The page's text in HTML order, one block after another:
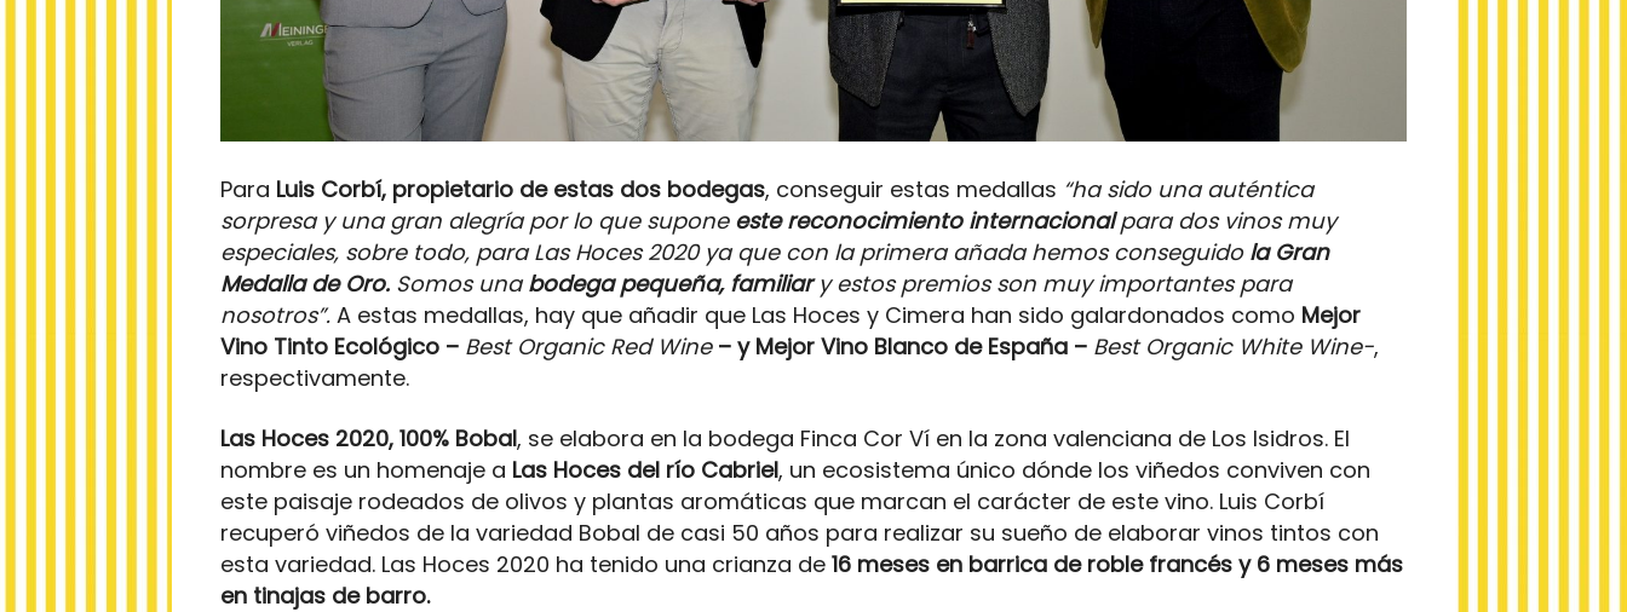
Para Luis Corbí, propietario de estas dos bodegas, conseguir estas medallas “ha sido una auténtica
sorpresa y una gran alegría por lo que supone este reconocimiento internacionalpara dos vinos muy
especiales, sobre todo, para Las Hoces 2020 ya que con la primera añada hemos conseguido la Gran
Medalla de Oro. Somos unabodega pequeña, familiary estos premios son muy importantes para
nosotros”. A estas medallas, hay que añadir que Las Hoces y Cimera han sido galardonados como Mejor
Vino Tinto Ecológico – Best Organic Red Wine– y Mejor Vino Blanco de España – Best Organic White Wine-,
respectivamente.
Las Hoces 2020, 100% Bobal, se elabora en la bodega Finca Cor Ví en la zona valenciana de Los Isidros. El
nombre es un homenaje a Las Hoces del río Cabriel, un ecosistema único dónde los viñedos conviven con
este paisaje rodeados de olivos y plantas aromáticas que marcan el carácter de este vino. Luis Corbí
recuperó viñedos de la variedad Bobal de casi 50 años para realizar su sueño de elaborar vinos tintos con
esta variedad. Las Hoces 2020 ha tenido una crianza de 16 meses en barrica de roble francés y 6 meses más
en tinajas de barro.